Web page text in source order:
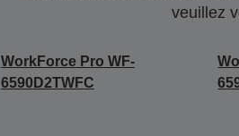
veuillez
WorkForce Pro WF-
6590D2TWFC